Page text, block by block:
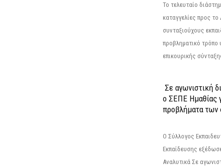
Το τελευταίο
καταγγελίες προς
συνταξιούχους
προβληματικό τρόπο
επικουρικής
Σε αγωνιστική
ο ΣΕΠΕ Ημαθίας
προβλήματα των
Ο Σύλλογος
Εκπαίδευσης
Αναλυτικά Σε